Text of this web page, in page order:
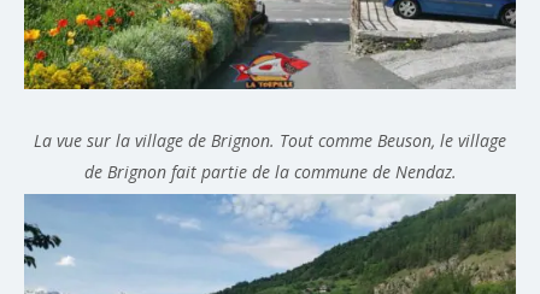
La vue sur la village de Brignon. Tout comme Beuson, le village
de Brignon fait partie de la commune de Nendaz.